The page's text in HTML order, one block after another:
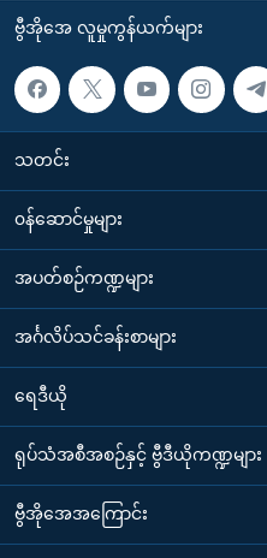
ဗွီအိုအေ လူမှုကွန်ယက်များ
သတင်း
၀န်ဆောင်မှုများ
အပတ်စဉ်ကဏ္ဍများ
အင်္ဂလိပ်သင်ခန်းစာများ
ရေဒီယို
ရုပ်သံအစီအစဉ်နှင့် ဗွီဒီယိုကဏ္ဍများ
ဗွီအိုအေအကြောင်း